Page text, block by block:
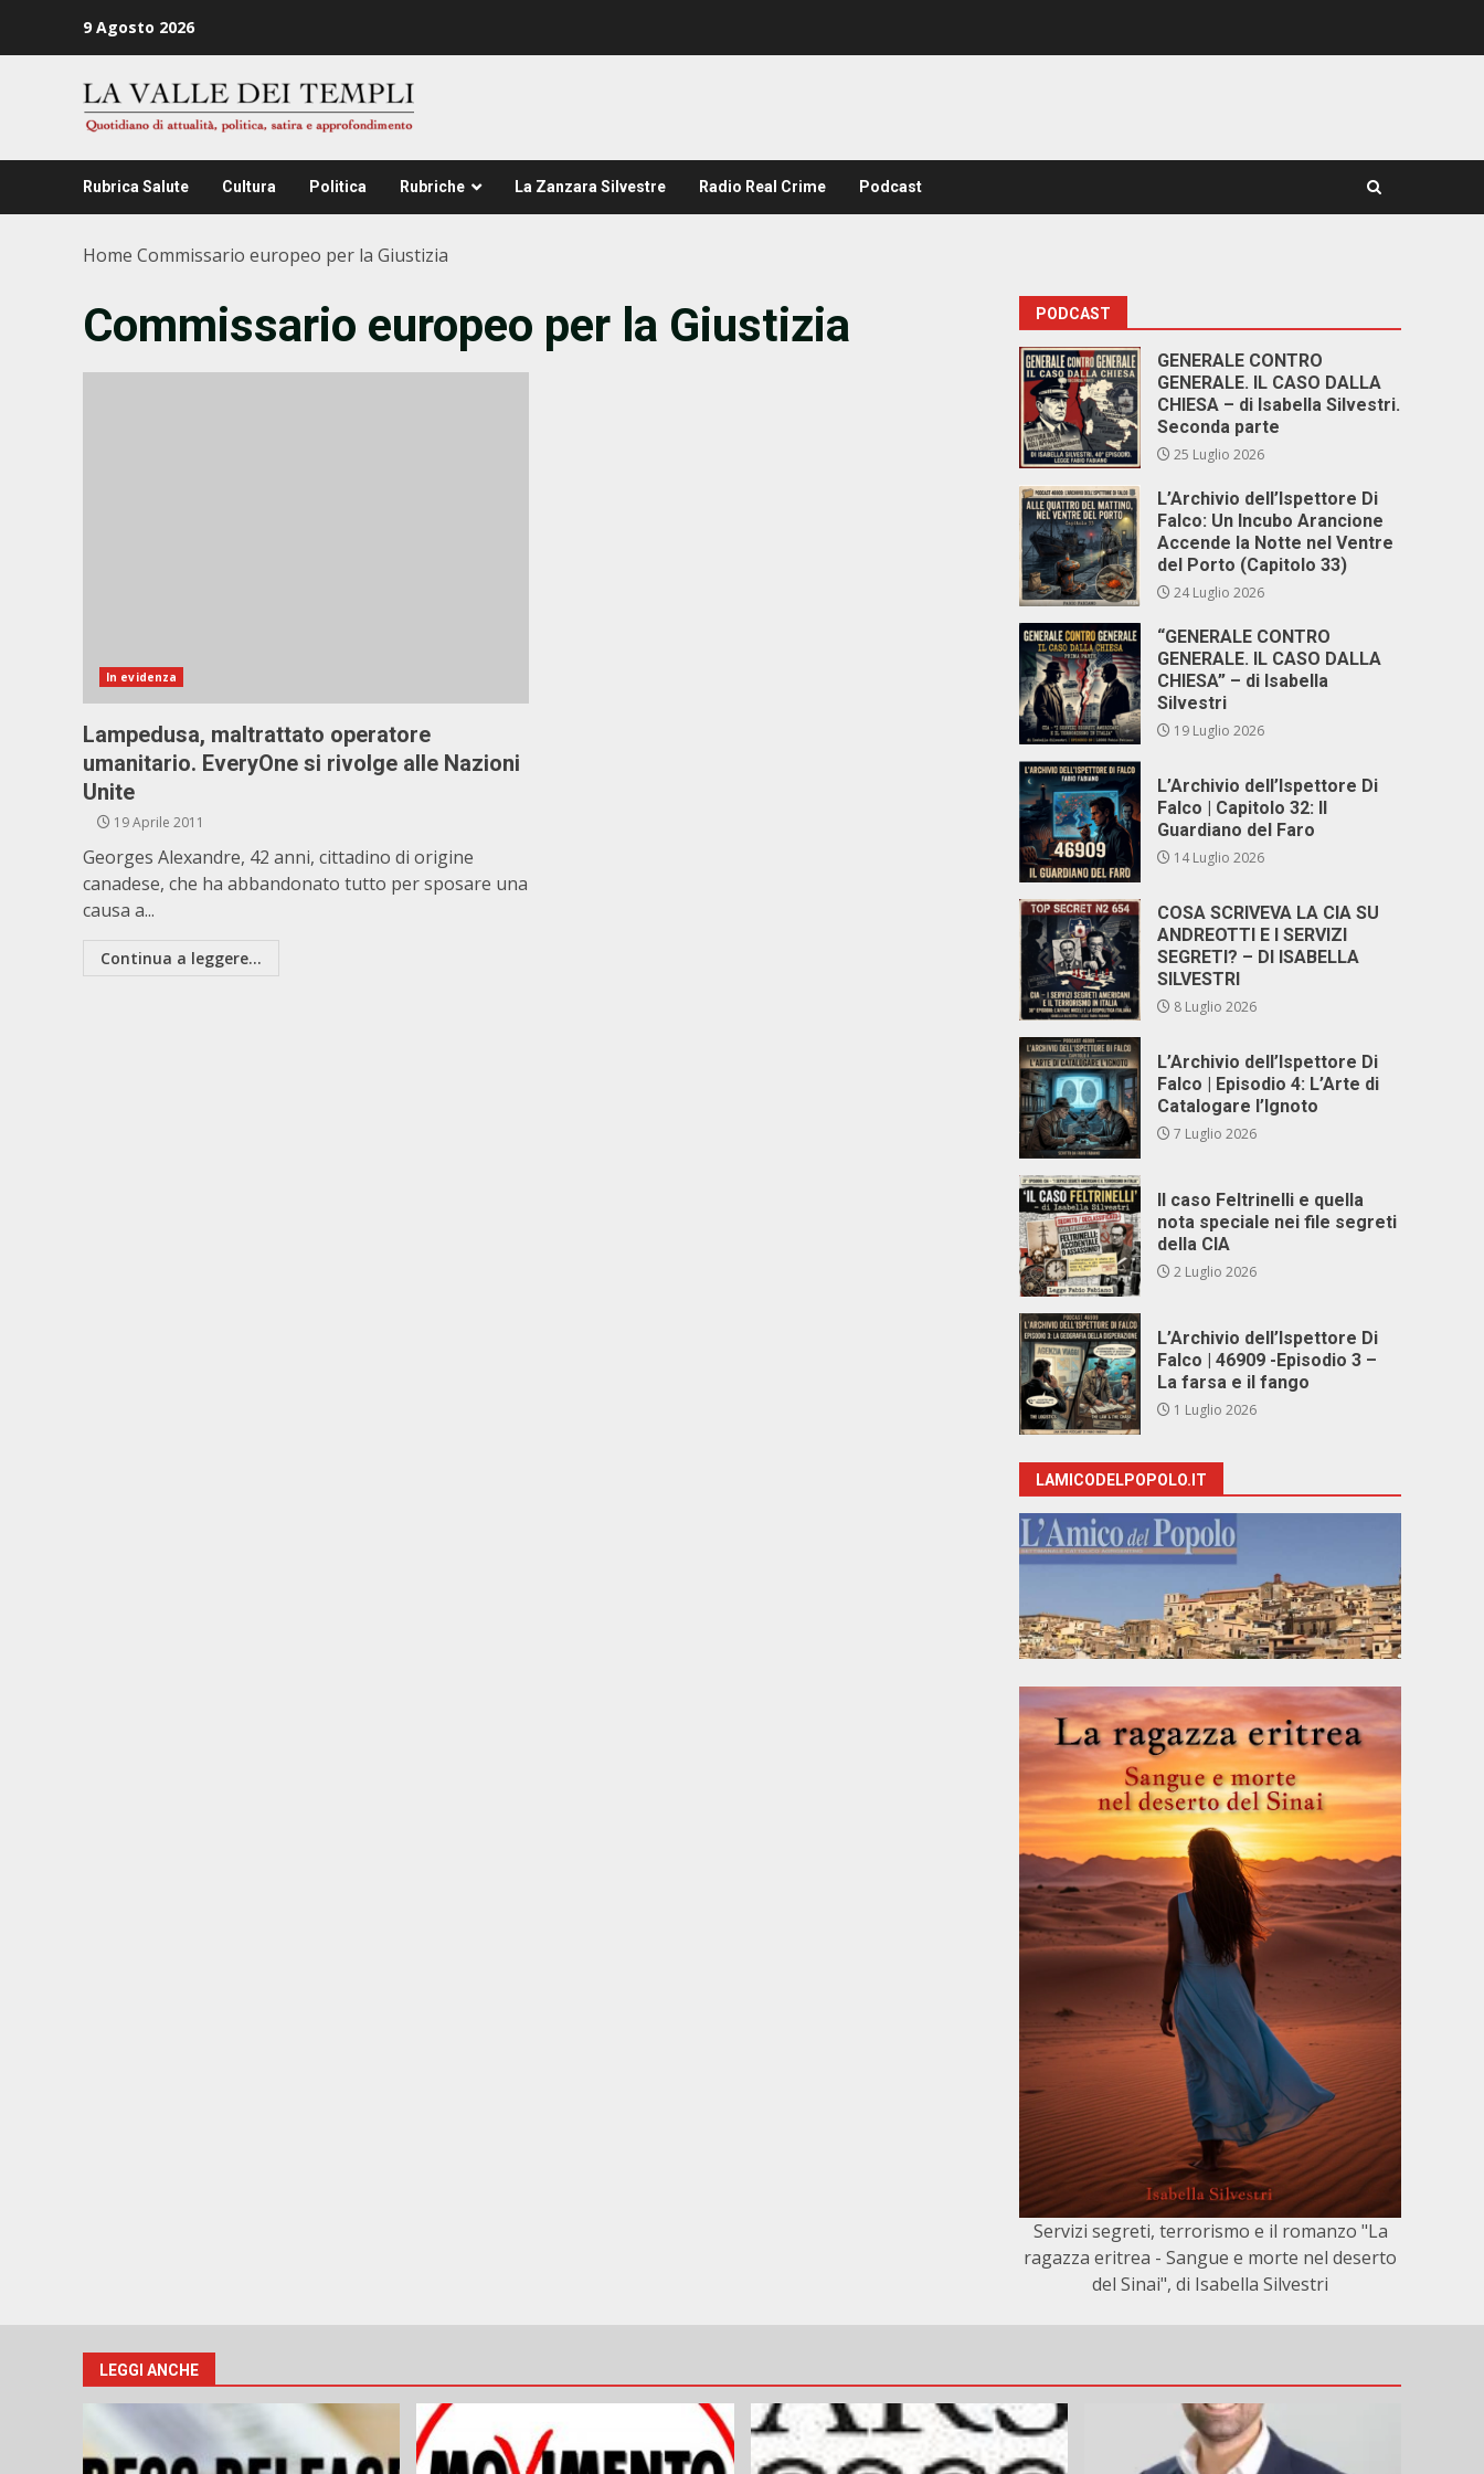
9 Agosto 2026
Rubrica Salute Cultura Politica Rubriche La Zanzara Silvestre Radio Real Crime Podcast
Home Commissario europeo per la Giustizia
Commissario europeo per la Giustizia
In evidenza
Lampedusa, maltrattato operatore
umanitario. EveryOne si rivolge alle Nazioni
Unite
19 Aprile 2011
Georges Alexandre, 42 anni, cittadino di origine
canadese, che ha abbandonato tutto per sposare una
causa a...
Continua a leggere...
PODCAST
GENERALE CONTRO
GENERALE. IL CASO DALLA
CHIESA – di Isabella Silvestri.
Seconda parte
25 Luglio 2026
L’Archivio dell’Ispettore Di
Falco: Un Incubo Arancione
Accende la Notte nel Ventre
del Porto (Capitolo 33)
24 Luglio 2026
“GENERALE CONTRO
GENERALE. IL CASO DALLA
CHIESA” – di Isabella
Silvestri
19 Luglio 2026
L’Archivio dell’Ispettore Di
Falco | Capitolo 32: Il
Guardiano del Faro
14 Luglio 2026
COSA SCRIVEVA LA CIA SU
ANDREOTTI E I SERVIZI
SEGRETI? – DI ISABELLA
SILVESTRI
8 Luglio 2026
L’Archivio dell’Ispettore Di
Falco | Episodio 4: L’Arte di
Catalogare l’Ignoto
7 Luglio 2026
Il caso Feltrinelli e quella
nota speciale nei file segreti
della CIA
2 Luglio 2026
L’Archivio dell’Ispettore Di
Falco | 46909 -Episodio 3 –
La farsa e il fango
1 Luglio 2026
LAMICODELPOPOLO.IT
Servizi segreti, terrorismo e il romanzo "La
ragazza eritrea - Sangue e morte nel deserto
del Sinai", di Isabella Silvestri
LEGGI ANCHE